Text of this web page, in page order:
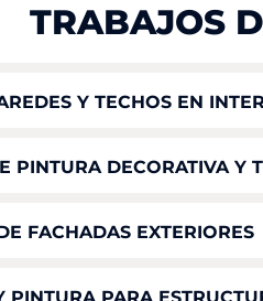
TRABAJOS
Y TECHOS EN
PINTURA DECORATIVA Y
FACHADAS EXTERIORES